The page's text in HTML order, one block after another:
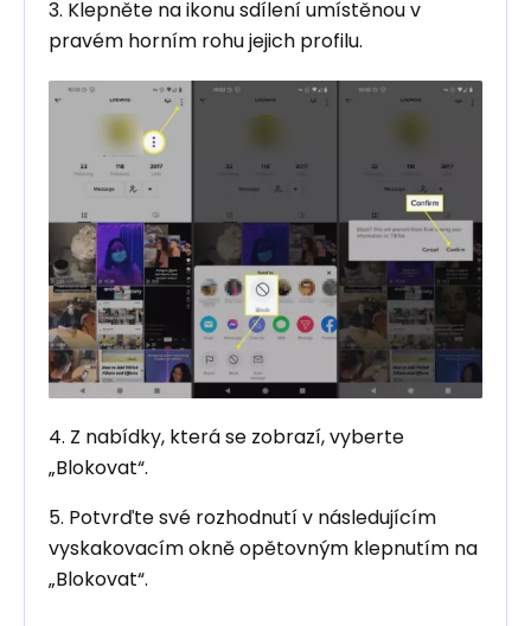
3. Klepněte na ikonu sdílení umístěnou v
pravém horním rohu jejich profilu.
4. Z nabídky, která se zobrazí, vyberte
„Blokovat“.
5. Potvrďte své rozhodnutí v následujícím
vyskakovacím okně opětovným klepnutím na
„Blokovat“.